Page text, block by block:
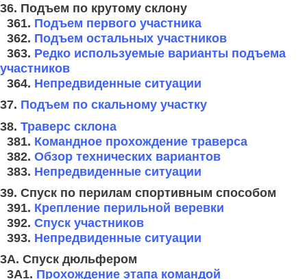
36. Подъем по крутому склону
361. Подъем первого участника
362. Подъем остальных участников
363. Редко используемые варианты подъема
участников
364. Непредвиденные ситуации
37. Подъем по скальному участку
38. Траверс склона
381. Командное прохождение траверса
382. Обзор технических вариантов
383. Непредвиденные ситуации
39. Спуск по перилам спортивным способом
391. Крепление перильной веревки
392. Спуск участников
393. Непредвиденные ситуации
3A. Спуск дюльфером
3A1. Прохождение этапа командой